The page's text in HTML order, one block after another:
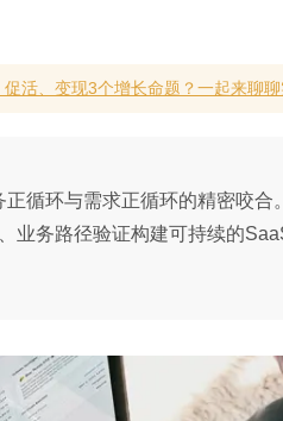
活、变现3个增长命题？一起来聊
循环与需求正循环的精密咬
业务路径验证构建可持续的